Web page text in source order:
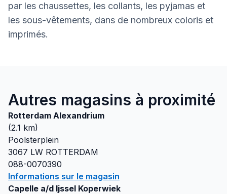
par les chaussettes, les collants, les pyjamas et
les sous-vêtements, dans de nombreux coloris et
imprimés.
Autres magasins à proximité
Rotterdam Alexandrium
(2.1 km)
Poolsterplein
3067 LW ROTTERDAM
088-0070390
Informations sur le magasin
Capelle a/d Ijssel Koperwiek